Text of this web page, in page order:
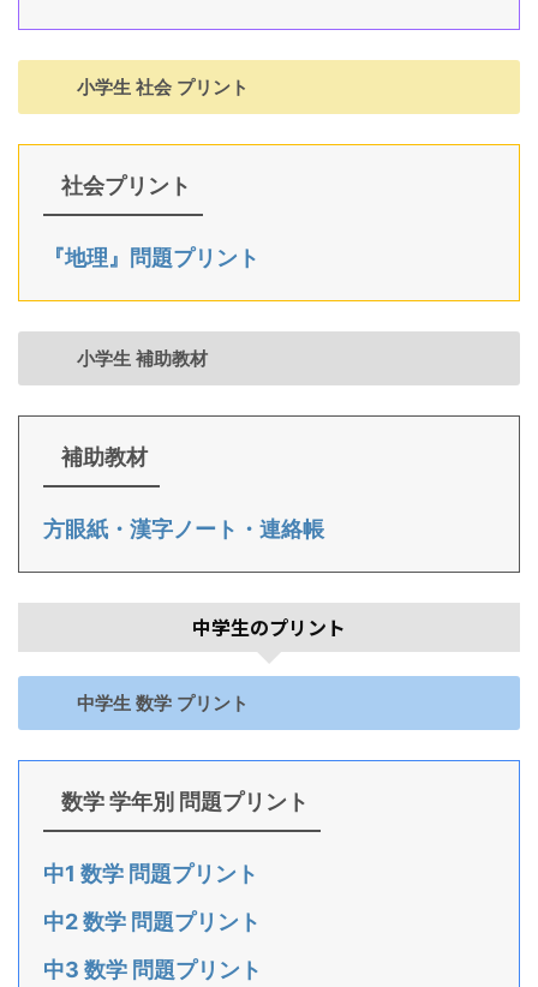
小学生 社会 プリント
社会プリント
『地理』問題プリント
小学生 補助教材
補助教材
方眼紙・漢字ノート・連絡帳
中学生のプリント
中学生 数学 プリント
数学 学年別 問題プリント
中1 数学 問題プリント
中2 数学 問題プリント
中3 数学 問題プリント